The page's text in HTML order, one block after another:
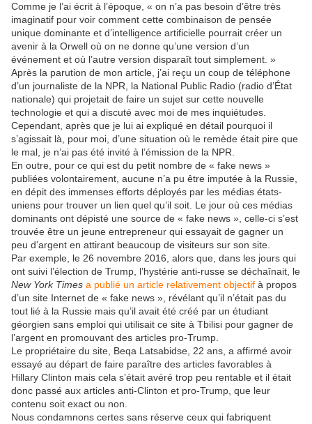
Comme je l’ai écrit à l’époque, « on n’a pas besoin d’être très
imaginatif pour voir comment cette combinaison de pensée
unique dominante et d’intelligence artificielle pourrait créer un
avenir à la Orwell où on ne donne qu’une version d’un
événement et où l’autre version disparaît tout simplement. »
Après la parution de mon article, j’ai reçu un coup de téléphone
d’un journaliste de la NPR, la National Public Radio (radio d’État
nationale) qui projetait de faire un sujet sur cette nouvelle
technologie et qui a discuté avec moi de mes inquiétudes.
Cependant, après que je lui ai expliqué en détail pourquoi il
s’agissait là, pour moi, d’une situation où le remède était pire que
le mal, je n’ai pas été invité à l’émission de la NPR.
En outre, pour ce qui est du petit nombre de « fake news »
publiées volontairement, aucune n’a pu être imputée à la Russie,
en dépit des immenses efforts déployés par les médias états-
uniens pour trouver un lien quel qu’il soit. Le jour où ces médias
dominants ont dépisté une source de « fake news », celle-ci s’est
trouvée être un jeune entrepreneur qui essayait de gagner un
peu d’argent en attirant beaucoup de visiteurs sur son site.
Par exemple, le 26 novembre 2016, alors que, dans les jours qui
ont suivi l’élection de Trump, l’hystérie anti-russe se déchaînait, le
New York Times a publié un article relativement objectif à propos
d’un site Internet de « fake news », révélant qu’il n’était pas du
tout lié à la Russie mais qu’il avait été créé par un étudiant
géorgien sans emploi qui utilisait ce site à Tbilisi pour gagner de
l’argent en promouvant des articles pro-Trump.
Le propriétaire du site, Beqa Latsabidse, 22 ans, a affirmé avoir
essayé au départ de faire paraître des articles favorables à
Hillary Clinton mais cela s’était avéré trop peu rentable et il était
donc passé aux articles anti-Clinton et pro-Trump, que leur
contenu soit exact ou non.
Nous condamnons certes sans réserve ceux qui fabriquent